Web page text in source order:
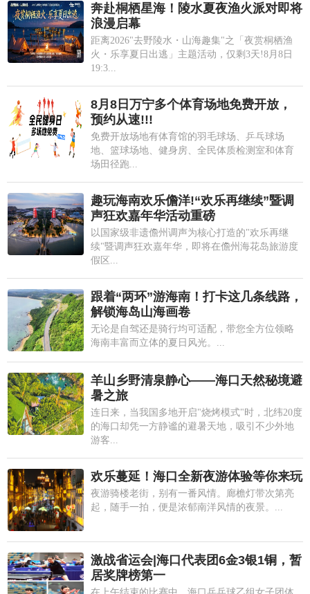
奔赴桐栖星海！陵水夏夜渔火派对即将
浪漫启幕
距离2026"去野陵水・山海趣集"之「夜赏桐栖渔
火・乐享夏日出逃」主题活动，仅剩3天!8月8日
19:3...
8月8日万宁多个体育场地免费开放，
预约从速!!!
免费开放场地有体育馆的羽毛球场、乒乓球场
地、篮球场地、健身房、全民体质检测室和体育
场田径跑...
趣玩海南欢乐儋洋!“欢乐再继续”暨调
声狂欢嘉年华活动重磅
以国家级非遗儋州调声为核心打造的"欢乐再继
续"暨调声狂欢嘉年华，即将在儋州海花岛旅游度
假区...
跟着“两环”游海南！打卡这几条线路，
解锁海岛山海画卷
无论是自驾还是骑行均可适配，带您全方位领略
海南丰富而立体的夏日风光。...
羊山乡野清泉静心——海口天然秘境避
暑之旅
连日来，当我国多地开启"烧烤模式"时，北纬20度
的海口却凭一方静谧的避暑天地，吸引不少外地
游客...
欢乐蔓延！海口全新夜游体验等你来玩
夜游骑楼老街，别有一番风情。廊檐灯带次第亮
起，随手一拍，便是浓郁南洋风情的夜景。...
激战省运会|海口代表团6金3银1铜，暂
居奖牌榜第一